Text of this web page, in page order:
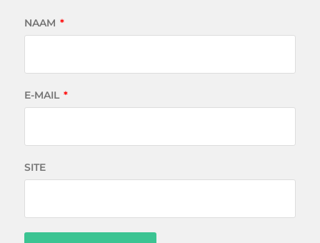
NAAM *
E-MAIL *
SITE